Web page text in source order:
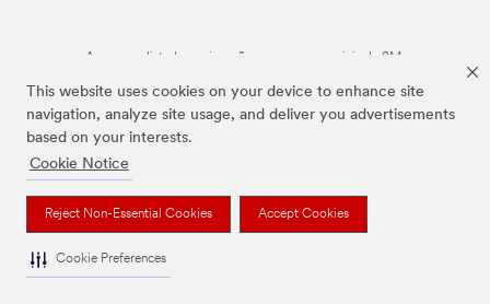
This website uses cookies on your device to enhance site
navigation, analyze site usage, and deliver you advertisements
based on your interests.
Cookie Notice
Reject Non-Essential Cookies Accept Cookies
Cookie Preferences
As marcas listadas a cima são marcas comerciais da 3M.